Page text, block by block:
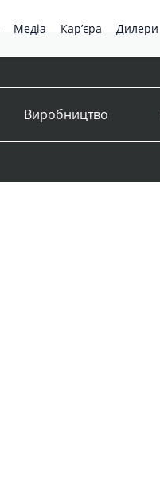
Медіа Кар’єра Дилери
Виробництво